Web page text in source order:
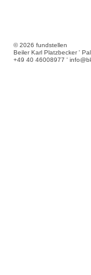
© 2026 fundstellen
Beiler Karl Platzbecker '
+49 40 46008977 '